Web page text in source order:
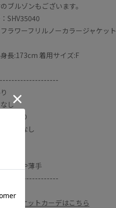
ブルゾンもございます。
SHV35040
ラワーフリルノーカラージャケット
長:173cm 着用サイズ:F
し
ややあり
：ゴムなし
さ：やや薄手
のジャケットカーデはこちら